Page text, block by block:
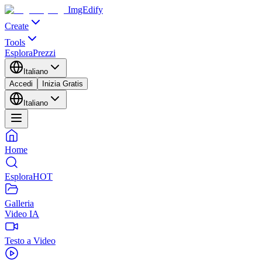
ImgEdify
Create
Tools
EsploraPrezzi
Italiano
Accedi
Inizia Gratis
Italiano
Home
EsploraHOT
Galleria
Video IA
Testo a Video